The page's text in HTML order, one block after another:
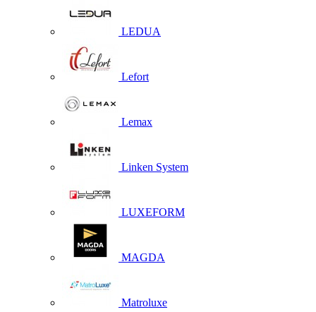
LEDUA
Lefort
Lemax
Linken System
LUXEFORM
MAGDA
Matroluxe